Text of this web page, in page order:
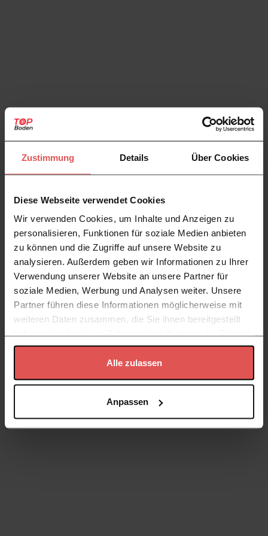
Zustimmung Details Über Cookies
Diese Webseite verwendet Cookies
Wir verwenden Cookies, um Inhalte und Anzeigen zu
personalisieren, Funktionen für soziale Medien anbieten
zu können und die Zugriffe auf unsere Website zu
analysieren. Außerdem geben wir Informationen zu Ihrer
Verwendung unserer Website an unsere Partner für
soziale Medien, Werbung und Analysen weiter. Unsere
Partner führen diese Informationen möglicherweise mit
weiteren Daten zusammen, die Sie ihnen bereitgestellt
haben oder die sie im Rahmen Ihrer Nutzung der Dienste
gesammelt haben.
Datenschutzerklärung
Alle zulassen
Anpassen